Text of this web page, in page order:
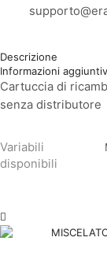
Descrizione
Informazioni
Cartuccia di
senza distributore
Variabili
disponibili